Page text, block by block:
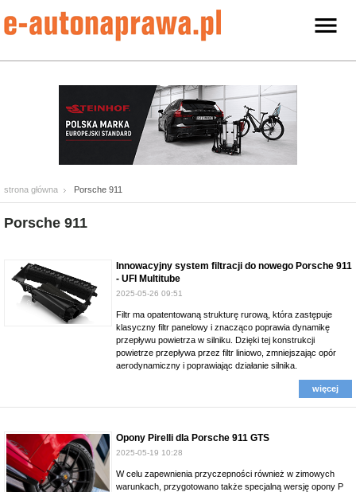
strona główna Porsche 911
Porsche 911
Innowacyjny system filtracji do nowego Porsche 911
- UFI Multitube
2025-05-26 09:51
Filtr ma opatentowaną strukturę rurową, która zastępuje
klasyczny filtr panelowy i znacząco poprawia dynamikę
przepływu powietrza w silniku. Dzięki tej konstrukcji
powietrze przepływa przez filtr liniowo, zmniejszając opór
aerodynamiczny i poprawiając działanie silnika.
więcej
Opony Pirelli dla Porsche 911 GTS
2025-05-19 10:28
W celu zapewnienia przyczepności również w zimowych
warunkach, przygotowano także specjalną wersję opony P